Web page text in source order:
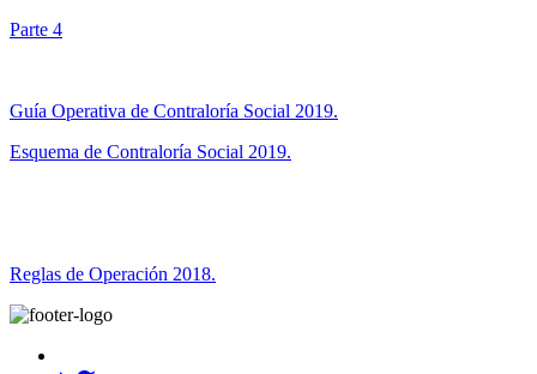
Parte 4
Guía Operativa de Contraloría Social 2019.
Esquema de Contraloría Social 2019.
Reglas de Operación 2018.